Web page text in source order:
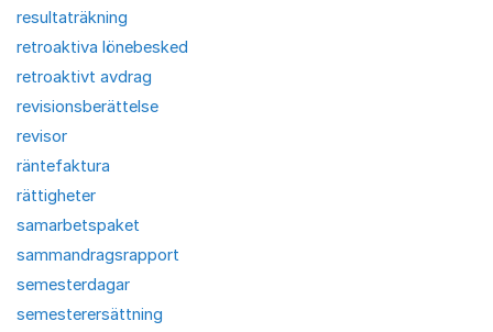
resultaträkning
retroaktiva lönebesked
retroaktivt avdrag
revisionsberättelse
revisor
räntefaktura
rättigheter
samarbetspaket
sammandragsrapport
semesterdagar
semesterersättning